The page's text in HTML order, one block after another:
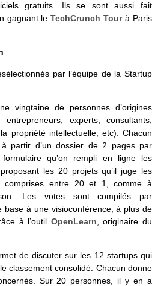
gratuits. Ils se sont aussi fait
gagnant leTechCrunch Tourà Paris
par l’équipe de la Startup
vingtaine de personnes d’origines
experts, consultants,
propriété intellectuelle, etc). Chacun
partir d’un dossier de 2 pages par
qu’on rempli en ligne les
les 20 projets qu’il juge les
comprises entre 20 et 1, comme à
Les votes sont compilés par
base à une visioconférence, à plus de
à l’outil OpenLearn , originaire du
de discuter sur les 12 startups qui
classement consolidé. Chacun donne
Sur 20 personnes, il y en a